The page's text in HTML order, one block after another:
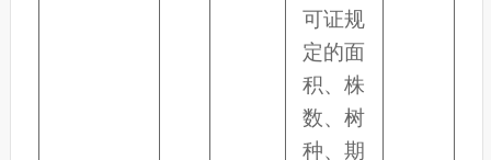
可证规
定的面
积、株
数、树
种、期